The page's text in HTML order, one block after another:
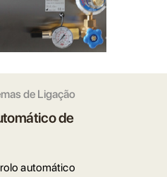
de Ligação
de
automático